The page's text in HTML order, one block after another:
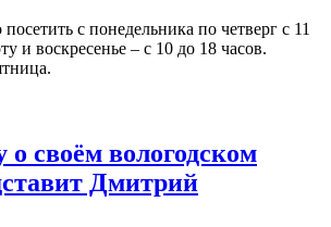
с понедельника по четверг с 11
и воскресенье – с 10 до 18 часов.
своём вологодском
Дмитрий